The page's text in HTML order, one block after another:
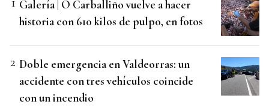
Galería | O Carballiño vuelve a hacer
historia con 610 kilos de pulpo, en fotos
Doble emergencia en Valdeorras: un
accidente con tres vehículos coincide
con un incendio